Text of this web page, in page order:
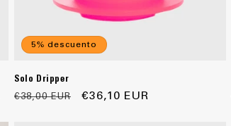
5% descuento
Solo Dripper
Precio
€38,00 EUR
Precio
€36,10 EUR